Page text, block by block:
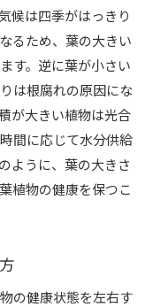
候は四季がはっきり
るため、葉の大きい
す。逆に葉が小さい
は根腐れの原因にな
が大きい植物は光合
間に応じて水分供給
ように、葉の大きさ
植物の健康を保つこ
の健康状態を左右す